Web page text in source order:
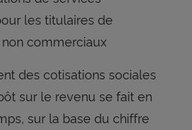
les titulaires de
commerciaux
des cotisations sociales
sur le revenu se fait en
sur la base du chiffre